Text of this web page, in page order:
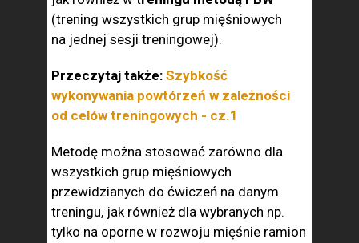
(trening wszystkich grup mięśniowych
na jednej sesji treningowej).
Przeczytaj także: Szybkość
wykonywania powtórzeń w zależności
od celów treningowych - cz.1
Metodę można stosować zarówno dla
wszystkich grup mięśniowych
przewidzianych do ćwiczeń na danym
treningu, jak również dla wybranych np.
tylko na oporne w rozwoju mięśnie ramion